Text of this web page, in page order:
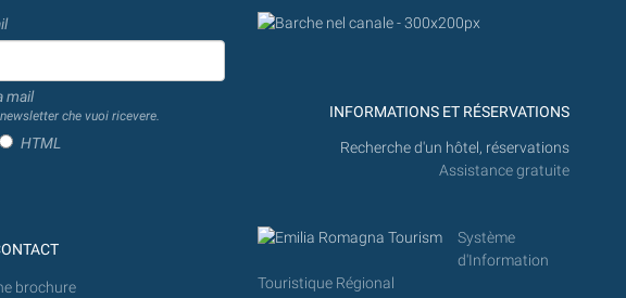
mail
che vuoi ricevere.
HTML
brochure
INFORMATIONS ET RÉSERVATIONS
Recherche d'un hôtel, réservations
Assistance gratuite
Système
d'Information
Touristique Régional